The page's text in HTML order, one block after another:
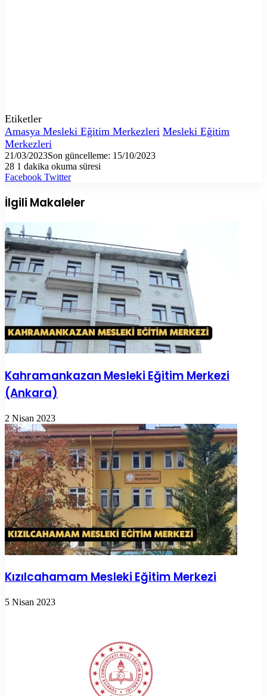
Etiketler
Amasya Mesleki Eğitim Merkezleri Mesleki Eğitim
Merkezleri
21/03/2023Son güncelleme: 15/10/2023
28 1 dakika okuma süresi
Facebook TwitterLinkedIn
Tumblr
Pinterest
Reddit
VKontakte
E-
ile
paylaş
Yazdır
İlgili Makaleler
Kahramankazan Mesleki Eğitim Merkezi
(Ankara)
2 Nisan 2023
Kızılcahamam Mesleki Eğitim Merkezi
5 Nisan 2023